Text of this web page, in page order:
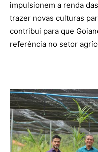
impulsionem a renda
trazer novas culturas
contribui para que
referência no setor